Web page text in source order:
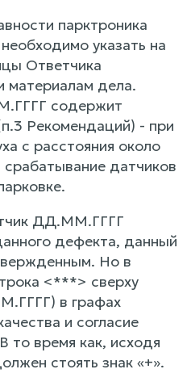
парктроника
указать на
Ответчика
материалам дела.
содержит
Рекомендаций) - при
с расстояния около
датчиков
ДД.ММ.ГГГГ
дефекта, данный
Но в
<***> сверху
в графах
и согласие
то время как, исходя
стоять знак «+».